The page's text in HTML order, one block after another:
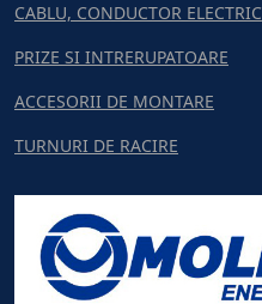
CABLU, CONDUCTOR ELECTRIC
PRIZE SI INTRERUPATOARE
ACCESORII DE MONTARE
TURNURI DE RACIRE